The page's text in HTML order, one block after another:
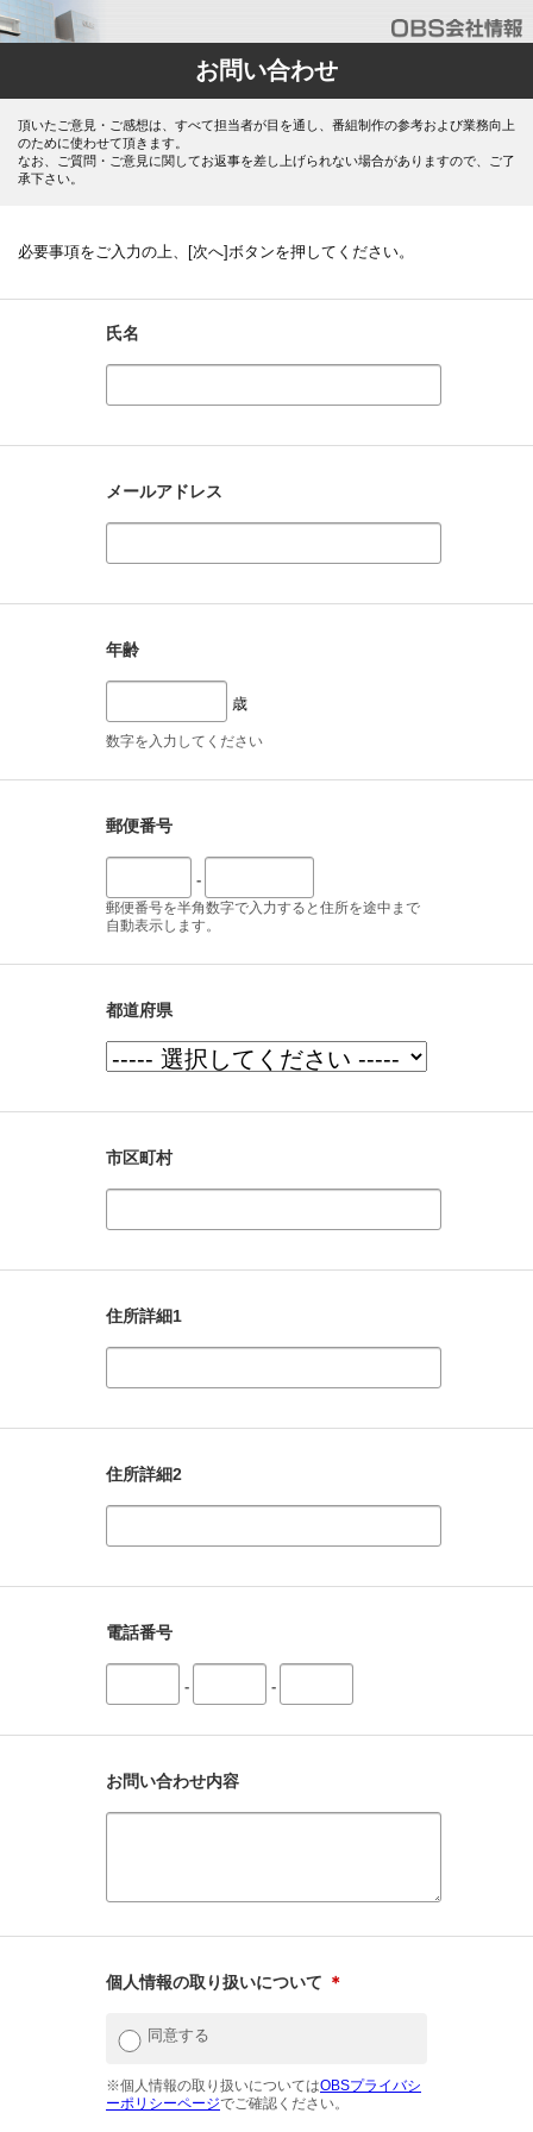
お問い合わせ
頂いたご意見・ご感想は、すべて担当者が目を通し、番組制作の参考および業務向上
のために使わせて頂きます。
なお、ご質問・ご意見に関してお返事を差し上げられない場合がありますので、ご了
承下さい。
必要事項をご入力の上、[次へ]ボタンを押してください。
氏名
メールアドレス
年齢
歳
数字を入力してください
郵便番号
-
郵便番号を半角数字で入力すると住所を途中まで
自動表示します。
都道府県
市区町村
住所詳細1
住所詳細2
電話番号
- -
お問い合わせ内容
個人情報の取り扱いについて ＊
同意する
※個人情報の取り扱いについてはOBSプライバシ
ーポリシーページでご確認ください。